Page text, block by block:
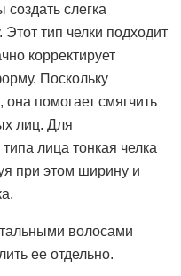
слегка
тип челки подходит
корректирует
Поскольку
она помогает смягчить
лиц. Для
лица тонкая челка
при этом ширину и
волосами
ее отдельно.